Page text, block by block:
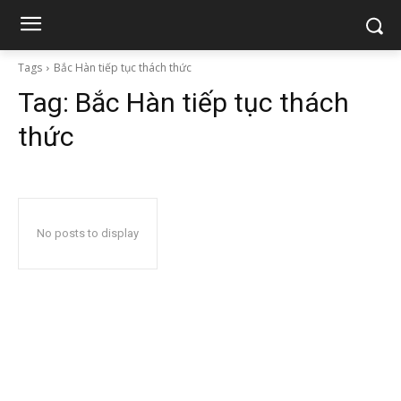
Tags Bắc Hàn tiếp tục thách thức
Tag: Bắc Hàn tiếp tục thách
thức
No posts to display